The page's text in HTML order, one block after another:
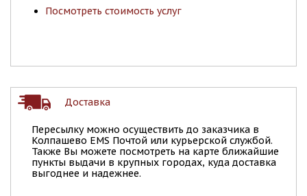
Посмотреть стоимость услуг
Доставка
Пересылку можно осуществить до заказчика в
Колпашево EMS Почтой или курьерской службой.
Также Вы можете посмотреть на карте ближайшие
пункты выдачи в крупных городах, куда доставка
выгоднее и надежнее.